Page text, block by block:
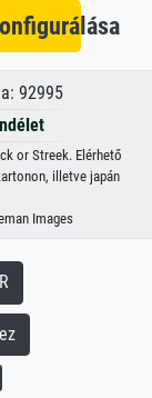
92995
or Streek. Elérhető
illetve japán
Images